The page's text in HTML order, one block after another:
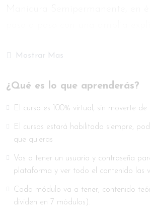
con un resultado impecable. Vas
incluyendo también sus videos
explicación correspondiente.
La manicura semipermanente
un esmaltado intacto y perfecto
además vas a poder lucir vos y
brillo extraordinario, ya tengas
clientas las uñas frágiles,
Mostrar Mas
¿Qué es lo que aprenderás?
El curso es 100% virtual, sin moverte de
El cursos estará habilitado siempre,
que quieras
Vas a tener un usuario y contraseña
plataforma y ver todo el contenido las
Cada módulo va a tener, contenido
dividen en 7 módulos).